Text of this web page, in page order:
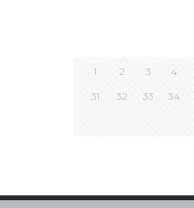
1 2 3 4
31
32 33 34